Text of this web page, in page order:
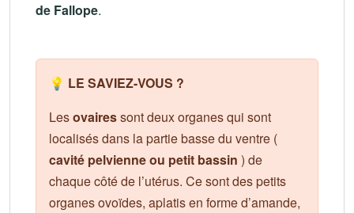
de Fallope.
💡 LE SAVIEZ-VOUS ?
Lesovairessont deux organes qui sont
localisés dans la partie basse du ventre (
cavité pelvienne ou petit bassin ) de
chaque côté de l’utérus. Ce sont des petits
organes ovoïdes, aplatis en forme d’amande,